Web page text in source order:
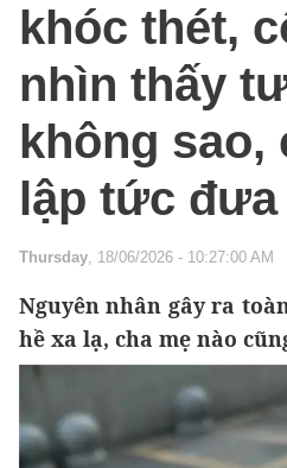
khóc thét,
nhìn thấy
không sao,
lập tức đưa
Thursday, 18/06/2026 - 10:27:00 AM
Nguyên nhân gây ra
hề xa lạ, cha mẹ nào